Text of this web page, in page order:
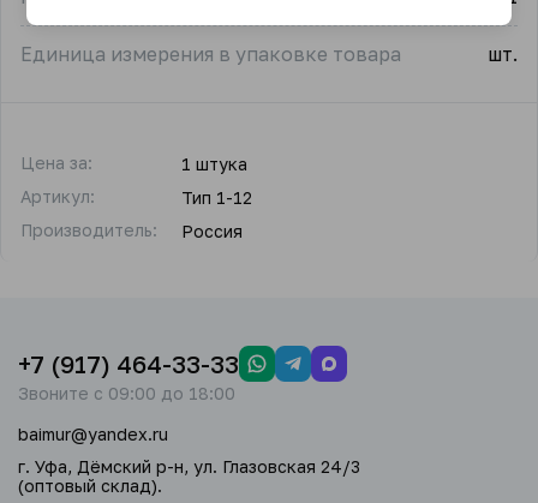
Единица измерения в упаковке товара шт.
Цена за:
1 штука
Артикул:
Тип 1-12
Производитель:
Россия
+7 (917) 464-33-33
Звоните с 09:00 до 18:00
baimur@yandex.ru
г. Уфа, Дёмский р-н, ул. Глазовская 24/3
(оптовый склад).